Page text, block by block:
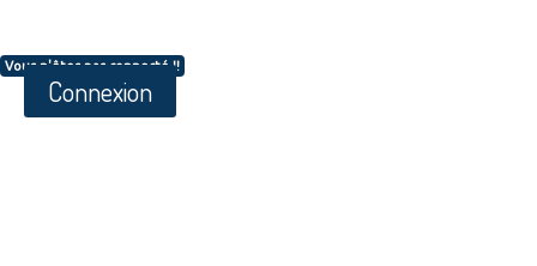
Vous n'êtes pas connecté !!
Connexion